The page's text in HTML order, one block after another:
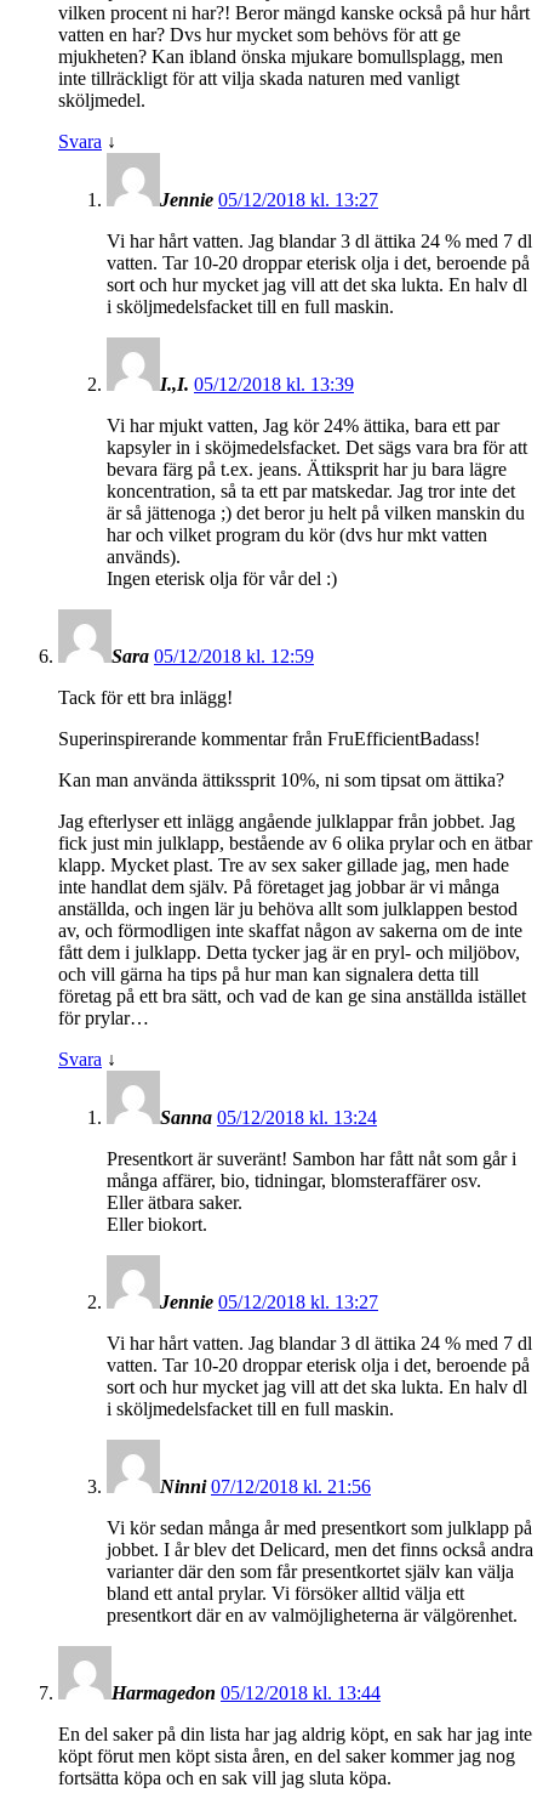
vilken procent ni har?! Beror mängd kanske också på hur hårt
vatten en har? Dvs hur mycket som behövs för att ge
mjukheten? Kan ibland önska mjukare bomullsplagg, men
inte tillräckligt för att vilja skada naturen med vanligt
sköljmedel.
Svara ↓
Jennie 05/12/2018 kl. 13:27
Vi har hårt vatten. Jag blandar 3 dl ättika 24 % med 7 dl
vatten. Tar 10-20 droppar eterisk olja i det, beroende på
sort och hur mycket jag vill att det ska lukta. En halv dl
i sköljmedelsfacket till en full maskin.
I.,I. 05/12/2018 kl. 13:39
Vi har mjukt vatten, Jag kör 24% ättika, bara ett par
kapsyler in i sköjmedelsfacket. Det sägs vara bra för att
bevara färg på t.ex. jeans. Ättiksprit har ju bara lägre
koncentration, så ta ett par matskedar. Jag tror inte det
är så jättenoga ;) det beror ju helt på vilken manskin du
har och vilket program du kör (dvs hur mkt vatten
används).
Ingen eterisk olja för vår del :)
Sara 05/12/2018 kl. 12:59
Tack för ett bra inlägg!
Superinspirerande kommentar från FruEfficientBadass!
Kan man använda ättikssprit 10%, ni som tipsat om ättika?
Jag efterlyser ett inlägg angående julklappar från jobbet. Jag
fick just min julklapp, bestående av 6 olika prylar och en ätbar
klapp. Mycket plast. Tre av sex saker gillade jag, men hade
inte handlat dem själv. På företaget jag jobbar är vi många
anställda, och ingen lär ju behöva allt som julklappen bestod
av, och förmodligen inte skaffat någon av sakerna om de inte
fått dem i julklapp. Detta tycker jag är en pryl- och miljöbov,
och vill gärna ha tips på hur man kan signalera detta till
företag på ett bra sätt, och vad de kan ge sina anställda istället
för prylar…
Svara ↓
Sanna 05/12/2018 kl. 13:24
Presentkort är suveränt! Sambon har fått nåt som går i
många affärer, bio, tidningar, blomsteraffärer osv.
Eller ätbara saker.
Eller biokort.
Jennie 05/12/2018 kl. 13:27
Vi har hårt vatten. Jag blandar 3 dl ättika 24 % med 7 dl
vatten. Tar 10-20 droppar eterisk olja i det, beroende på
sort och hur mycket jag vill att det ska lukta. En halv dl
i sköljmedelsfacket till en full maskin.
Ninni 07/12/2018 kl. 21:56
Vi kör sedan många år med presentkort som julklapp på
jobbet. I år blev det Delicard, men det finns också andra
varianter där den som får presentkortet själv kan välja
bland ett antal prylar. Vi försöker alltid välja ett
presentkort där en av valmöjligheterna är välgörenhet.
Harmagedon 05/12/2018 kl. 13:44
En del saker på din lista har jag aldrig köpt, en sak har jag inte
köpt förut men köpt sista åren, en del saker kommer jag nog
fortsätta köpa och en sak vill jag sluta köpa.